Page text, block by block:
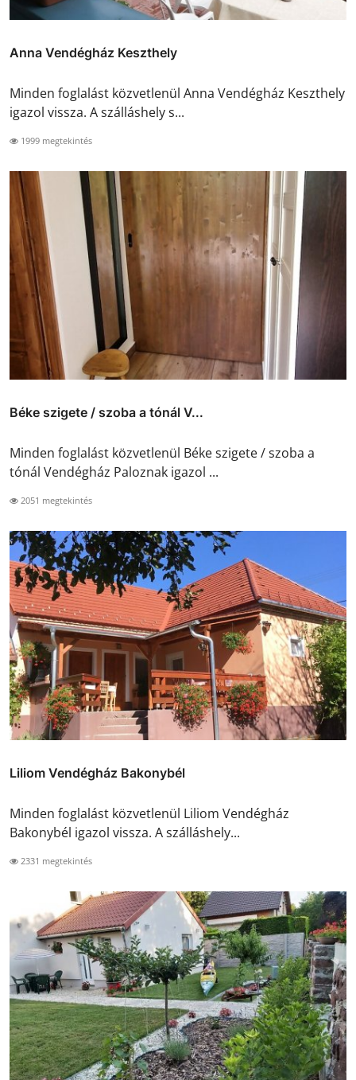
Anna Vendégház Keszthely
Minden foglalást közvetlenül Anna Vendégház Keszthely
igazol vissza. A szálláshely s...
1999 megtekintés
Béke szigete / szoba a tónál V...
Minden foglalást közvetlenül Béke szigete / szoba a
tónál Vendégház Paloznak igazol ...
2051 megtekintés
Liliom Vendégház Bakonybél
Minden foglalást közvetlenül Liliom Vendégház
Bakonybél igazol vissza. A szálláshely...
2331 megtekintés